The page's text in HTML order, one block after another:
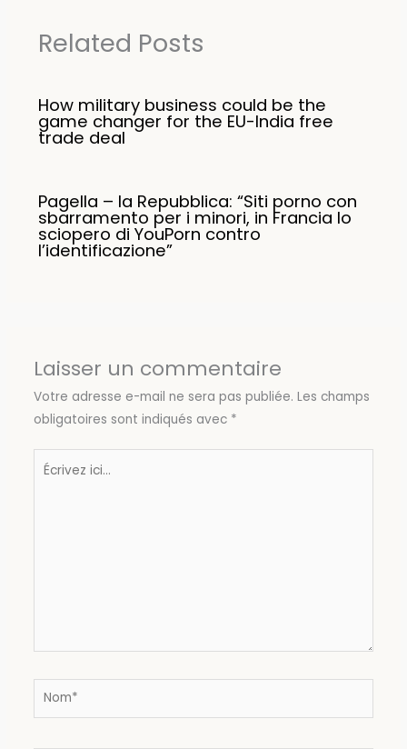
Related Posts
How military business could be the
game changer for the EU-India free
trade deal
Pagella – la Repubblica: “Siti porno con
sbarramento per i minori, in Francia lo
sciopero di YouPorn contro
l’identificazione”
Laisser un commentaire
Votre adresse e-mail ne sera pas publiée. Les champs
obligatoires sont indiqués avec *
Écrivez
Nom*